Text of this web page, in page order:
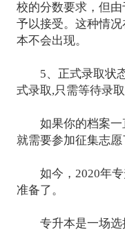
校的分数要求，但
予以接受。这种情
本不会出现。
5、正式录取状态
式录取,只需等待录
如果你的档案一
就需要参加征集志愿
如今，2020年专
准备了。
专升本是一场选